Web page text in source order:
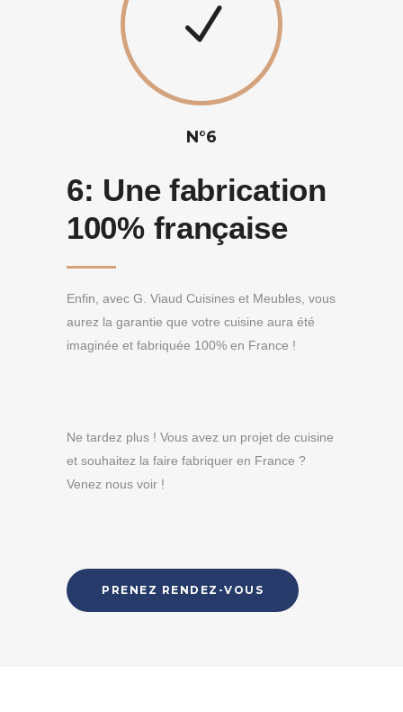
N°6
6: Une fabrication
100% française
Enfin, avec G. Viaud Cuisines et Meubles, vous
aurez la garantie que votre cuisine aura été
imaginée et fabriquée 100% en France !
Ne tardez plus ! Vous avez un projet de cuisine
et souhaitez la faire fabriquer en France ?
Venez nous voir !
PRENEZ RENDEZ-VOUS